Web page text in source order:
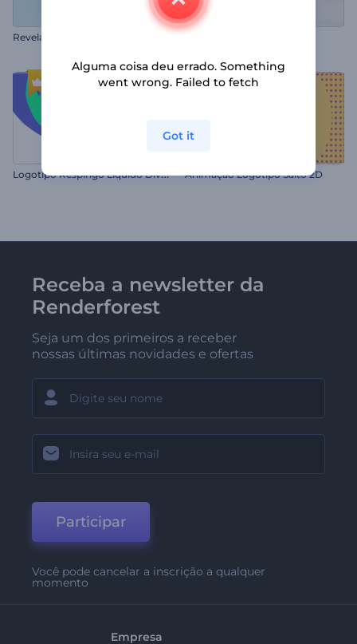
L
ogotipo Respingo Líquido Divertido Animação Logotipo Salto 2D
Receba a newsletter da
Renderforest
Seja um dos primeiros a receber
nossas últimas novidades e ofertas
Participar
Você pode cancelar a inscrição a qualquer
momento
Empresa
Alguma coisa deu errado. Something
went wrong. Failed to fetch
Got it